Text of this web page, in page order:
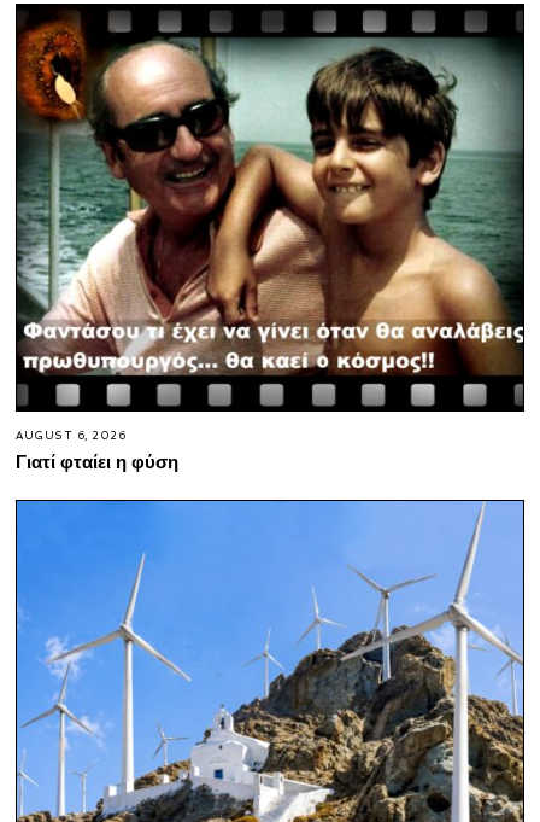
AUGUST 6, 2026
Γιατί φταίει η φύση